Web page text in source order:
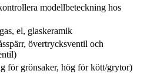
modellbeteckning hos
el, glaskeramik
övertrycksventil och
för grönsaker, hög för kött/grytor)